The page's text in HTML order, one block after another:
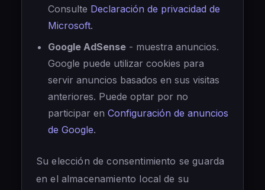
Consulte Declaración de privacidad de
Microsoft.
Google AdSense - muestra anuncios.
Google puede utilizar cookies para
servir anuncios basados en sus visitas
anteriores. Puede optar por no
participar en Configuración de anuncios
de Google.
Su elección de consentimiento se guarda
en el almacenamiento local de su